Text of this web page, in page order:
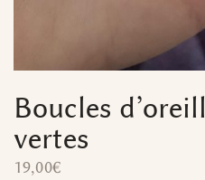
Boucles
vertes
19,00€